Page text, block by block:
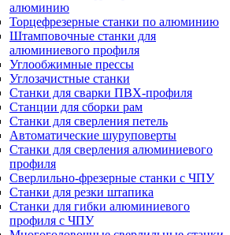
алюминию
Торцефрезерные станки по алюминию
Штамповочные станки для
алюминиевого профиля
Углообжимные прессы
Углозачистные станки
Станки для сварки ПВХ-профиля
Станции для сборки рам
Станки для сверления петель
Автоматические шуруповерты
Станки для сверления алюминиевого
профиля
Сверлильно-фрезерные станки с ЧПУ
Станки для резки штапика
Станки для гибки алюминиевого
профиля с ЧПУ